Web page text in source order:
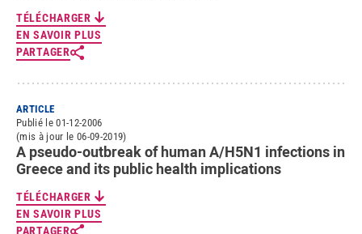
TÉLÉCHARGER
EN SAVOIR PLUS
PARTAGER
ARTICLE
Publié le 01-12-2006
(mis à jour le 06-09-2019)
A pseudo-outbreak of human A/H5N1 infections in
Greece and its public health implications
TÉLÉCHARGER
EN SAVOIR PLUS
PARTAGER